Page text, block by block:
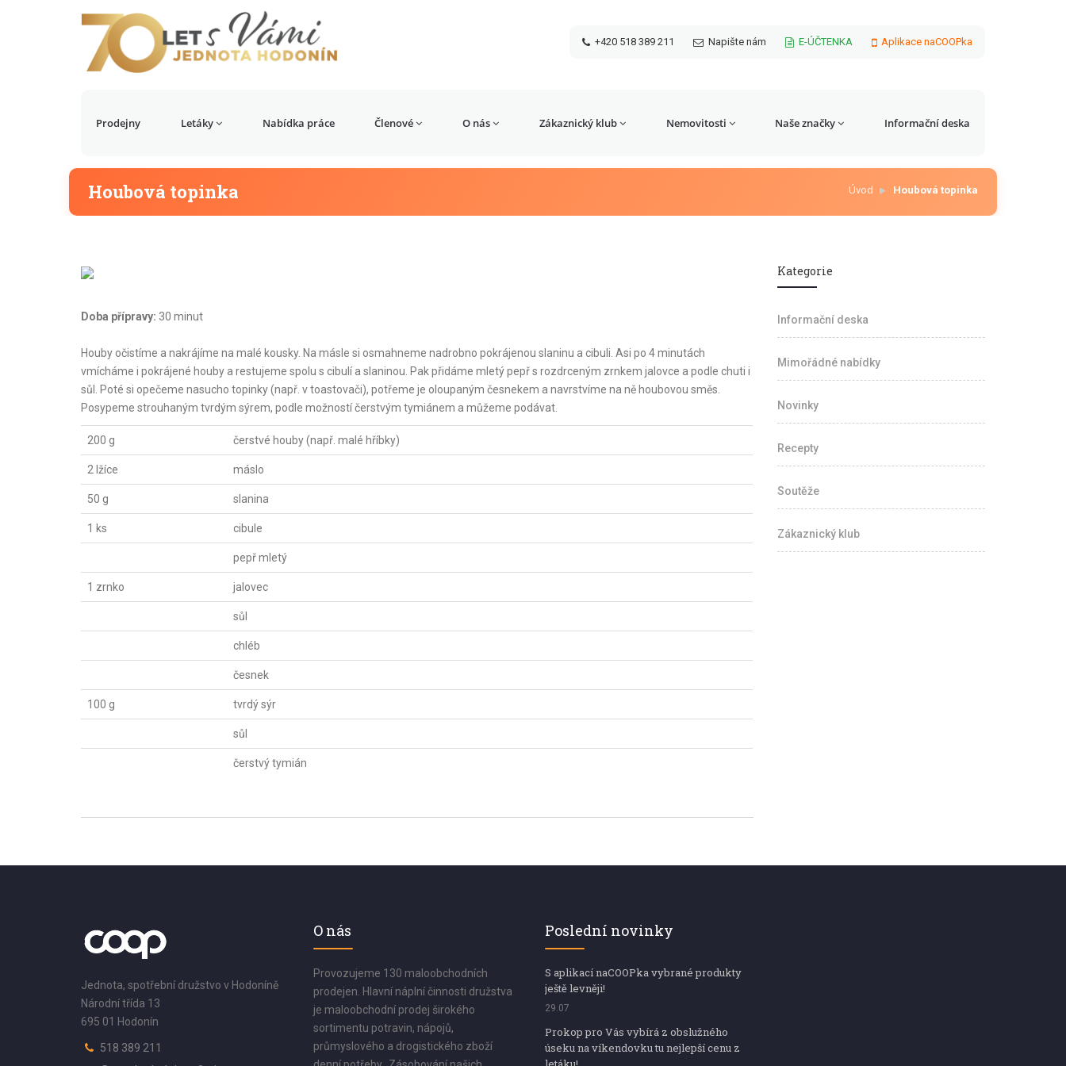
+420 518 389 211 Napište nám E-ÚČTENKA Aplikace naCOOPka
Prodejny Letáky Nabídka práce Členové O nás Zákaznický klub Nemovitosti Naše značky Informační deska
Houbová topinka Úvod Houbová topinka
Doba přípravy: 30 minut
Houby očistíme a nakrájíme na malé kousky. Na másle si osmahneme nadrobno pokrájenou slaninu a cibuli. Asi po 4 minutách
vmícháme i pokrájené houby a restujeme spolu s cibulí a slaninou. Pak přidáme mletý pepř s rozdrceným zrnkem jalovce a podle chuti i
sůl. Poté si opečeme nasucho topinky (např. v toastovači), potřeme je oloupaným česnekem a navrstvíme na ně houbovou směs.
Posypeme strouhaným tvrdým sýrem, podle možností čerstvým tymiánem a můžeme podávat.
200 g čerstvé houby (např. malé hříbky)
2 lžíce máslo
50 g slanina
1 ks cibule
pepř mletý
1 zrnko jalovec
sůl
chléb
česnek
100 g tvrdý sýr
sůl
čerstvý tymián
Kategorie
Informační deska
Mimořádné nabídky
Novinky
Recepty
Soutěže
Zákaznický klub
Jednota, spotřební družstvo v Hodoníně
Národní třída 13
695 01 Hodonín
518 389 211
O nás
Provozujeme 130 maloobchodních
prodejen. Hlavní náplní činnosti družstva
je maloobchodní prodej širokého
sortimentu potravin, nápojů,
průmyslového a drogistického zboží
Poslední novinky
S aplikací naCOOPka vybrané produkty
ještě levněji!
29.07
Prokop pro Vás vybírá z obslužného
úseku na víkendovku tu nejlepší cenu z